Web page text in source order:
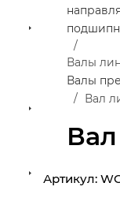
Валы
Валы
Вал
Артикул: